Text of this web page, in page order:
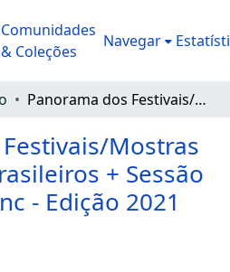
Comunidades
& Coleções
Navegar
Panorama dos Festivais/Mostras Audiovisuais Brasileiros + Sessão Extra: Aldir Blanc - Edição 2021
Mostras
+ Sessão
- Edição 2021